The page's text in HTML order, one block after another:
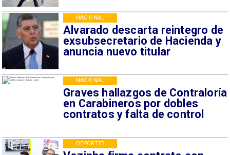
Alvarado descarta reintegro de
exsubsecretario de Hacienda y
anuncia nuevo titular
NACIONAL
Graves hallazgos de Contraloría
en Carabineros por dobles
contratos y falta de control
NACIONAL
DEPORTES